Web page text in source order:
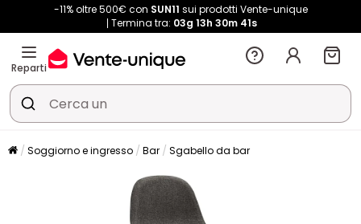
-11% oltre 500€ con SUN11 sui prodotti Vente-unique
Termina tra: 03g 13h 30m 40s
Reparti
Soggiorno e ingresso Bar Sgabello da bar